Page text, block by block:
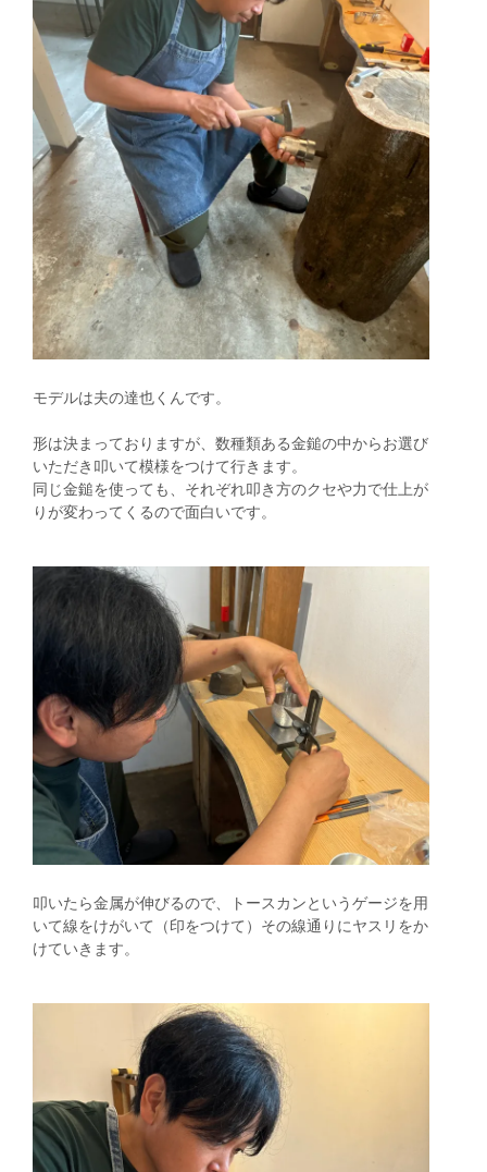
モデルは夫の達也くんです。
形は決まっておりますが、数種類ある金鎚の中からお選び
いただき叩いて模様をつけて行きます。
同じ金鎚を使っても、それぞれ叩き方のクセや力で仕上が
りが変わってくるので面白いです。
叩いたら金属が伸びるので、トースカンというゲージを用
いて線をけがいて（印をつけて）その線通りにヤスリをか
けていきます。